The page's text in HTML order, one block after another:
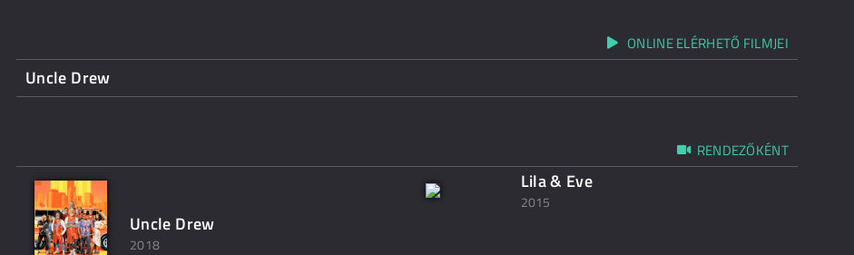
ONLINE ELÉRHETŐ FILMJEI
Uncle Drew
RENDEZŐKÉNT
Uncle Drew
2018
Lila & Eve
2015